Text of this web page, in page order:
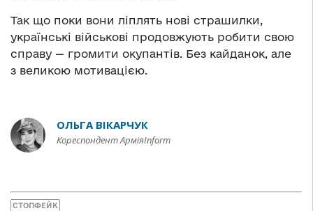
Так що поки вони ліплять нові страшилки,
українські військові продовжують робити свою
справу — громити окупантів. Без кайданок, але
з великою мотивацією.
ОЛЬГА ВІКАРЧУК
Кореспондент АрміяInform
СТОПФЕЙК